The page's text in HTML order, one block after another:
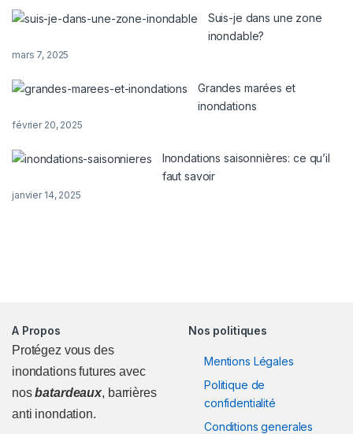
Suis-je dans une zone
inondable?
mars 7, 2025
Grandes marées et
inondations
février 20, 2025
Inondations saisonnières: ce qu’il
faut savoir
janvier 14, 2025
A Propos
Protégez vous des
inondations futures avec
nosbatardeaux, barrières
anti inondation.
Nos politiques
Mentions Légales
Politique de
confidentialité
Conditions generales